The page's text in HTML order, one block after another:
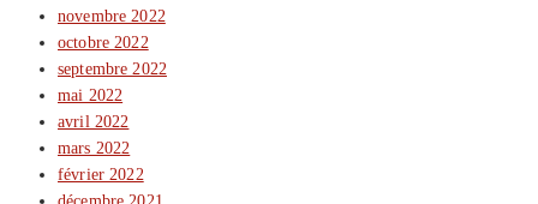
novembre 2022
octobre 2022
septembre 2022
mai 2022
avril 2022
mars 2022
février 2022